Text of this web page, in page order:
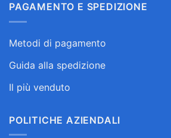
PAGAMENTO E SPEDIZIONE
Metodi di pagamento
Guida alla spedizione
Il più venduto
POLITICHE AZIENDALI